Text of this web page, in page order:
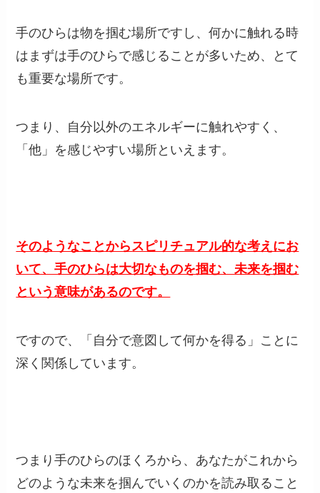
手のひらは物を掴む場所ですし、何かに触れる時
はまずは手のひらで感じることが多いため、とて
も重要な場所です。
つまり、自分以外のエネルギーに触れやすく、
「他」を感じやすい場所といえます。
そのようなことからスピリチュアル的な考えにお
いて、手のひらは大切なものを掴む、未来を掴む
という意味があるのです。
ですので、「自分で意図して何かを得る」ことに
深く関係しています。
つまり手のひらのほくろから、あなたがこれから
どのような未来を掴んでいくのかを読み取ること